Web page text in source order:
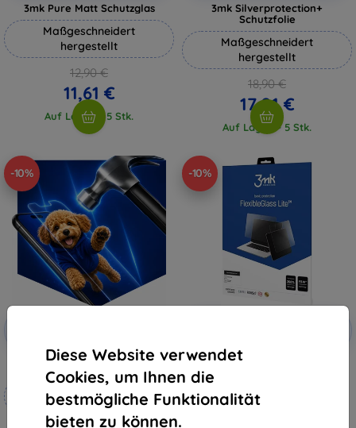
Diese Website verwendet
Cookies, um Ihnen die
bestmögliche Funktionalität
bieten zu können.
3mk Pure Matt Schutzglas
Maßgeschneidert
hergestellt
12,90 €
11,61 €
Auf Lager > 5 Stk.
3mk Silverprotection+
Schutzfolie
Maßgeschneidert
hergestellt
18,90 €
17,01 €
Auf Lager > 5 Stk.
-10%
3mk Hammer Schutzfolie
Maßgeschneidert
hergestellt
-10%
3MK FlexibleGlass Lite Lenovo
Yoga 7i Gen 7 hybrides Hartglas
17,90 €